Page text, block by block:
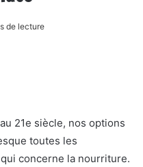
de lecture
21e siècle, nos options
toutes les
concerne la nourriture.